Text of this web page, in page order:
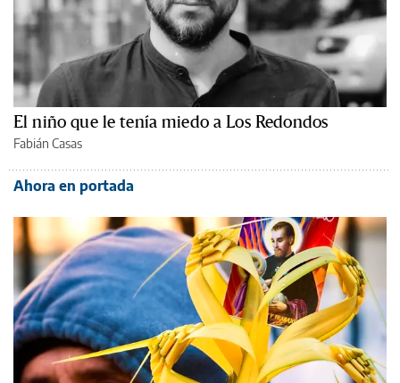
El niño que le tenía miedo a Los Redondos
Fabián Casas
Ahora en portada